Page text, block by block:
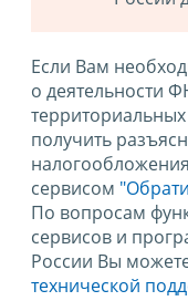
Если Вам
о деятельности
получить
сервисом
По вопросам
сервисов и
России Вы
технической